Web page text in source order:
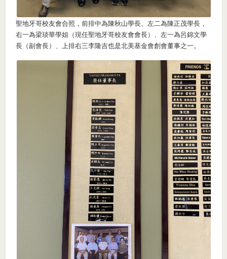
聖地牙哥校友會合照，前排中為陳秋山學長、左二為陳正茂學長，
右一為梁琰華學姐（現任聖地牙哥校友會會長）、左一為呂錦文學
長（副會長）、上排右三李隆吉也是北美基金會創會董事之一。